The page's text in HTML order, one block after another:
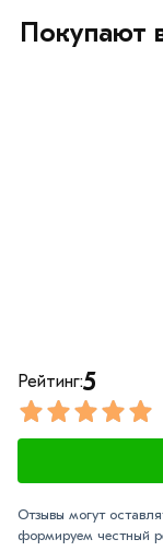
Покупают
Рейтинг:5
Отзывы могут
формируем честный